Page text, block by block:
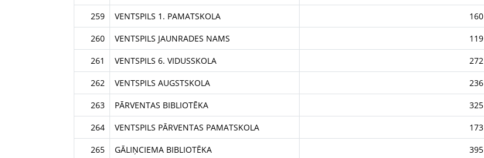
259
VENTSPILS 1. PAMATSKOLA 160
260
VENTSPILS JAUNRADES NAMS 119
261
VENTSPILS 6. VIDUSSKOLA 272
262
VENTSPILS AUGSTSKOLA 236
263
PĀRVENTAS BIBLIOTĒKA 325
264
VENTSPILS PĀRVENTAS PAMATSKOLA 173
265
GĀLIŅCIEMA BIBLIOTĒKA 395